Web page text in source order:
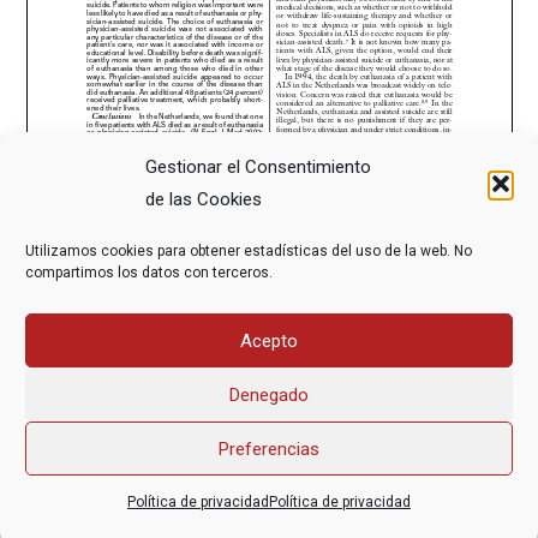
Gestionar el Consentimiento
de las Cookies
Utilizamos cookies para obtener estadísticas del uso de la web. No
compartimos los datos con terceros.
Acepto
Denegado
Preferencias
Política de privacidad Política de privacidad
Asociación Federal Derecho a Morir Dignamente (DMD)